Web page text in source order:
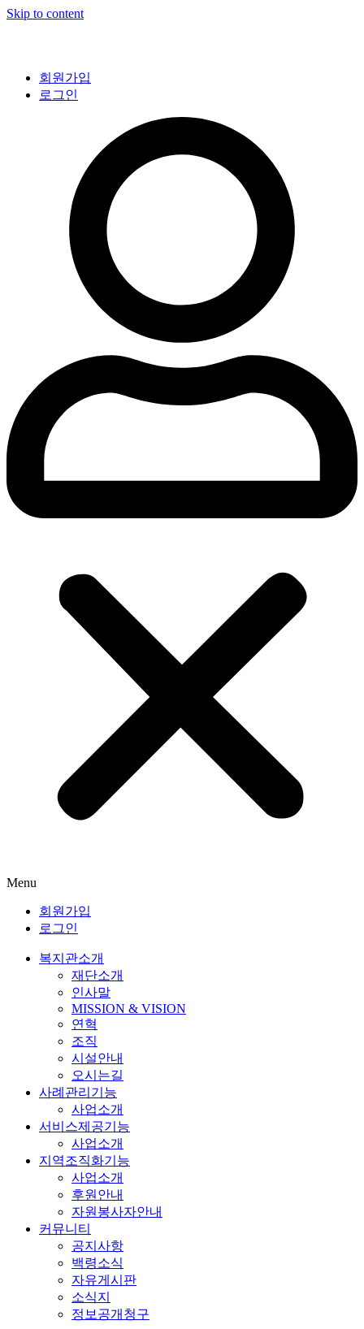
Skip to content
회원가입
로그인
Menu
회원가입
로그인
복지관소개
재단소개
인사말
MISSION & VISION
연혁
조직
시설안내
오시는길
사례관리기능
사업소개
서비스제공기능
사업소개
지역조직화기능
사업소개
후원안내
자원봉사자안내
커뮤니티
공지사항
백령소식
자유게시판
소식지
정보공개청구